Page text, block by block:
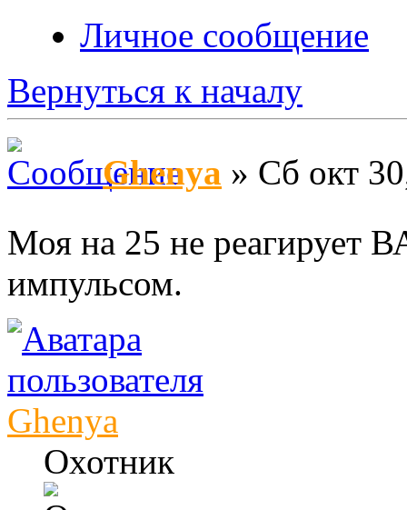
Личное сообщение
Вернуться к началу
Ghenya » Сб окт
Моя на 25 не
импульсом.
Ghenya
Охотник